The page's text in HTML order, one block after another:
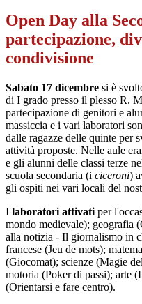
Open Day alla
partecipazione,
condivisione
Sabato 17 dicembre si è
di I grado presso il plesso R.
partecipazione di genitori e
massiccia e i vari laboratori
dalle ragazze delle quinte per
attività proposte. Nelle aule
e gli alunni delle classi terze
scuola secondaria (i ciceroni)
gli ospiti nei vari locali del
I laboratori attivati per
mondo medievale); geografia
alla notizia - Il giornalismo in
francese (Jeu de mots);
(Giocomat); scienze (Magie
motoria (Poker di passi); arte
(Orientarsi e fare centro).